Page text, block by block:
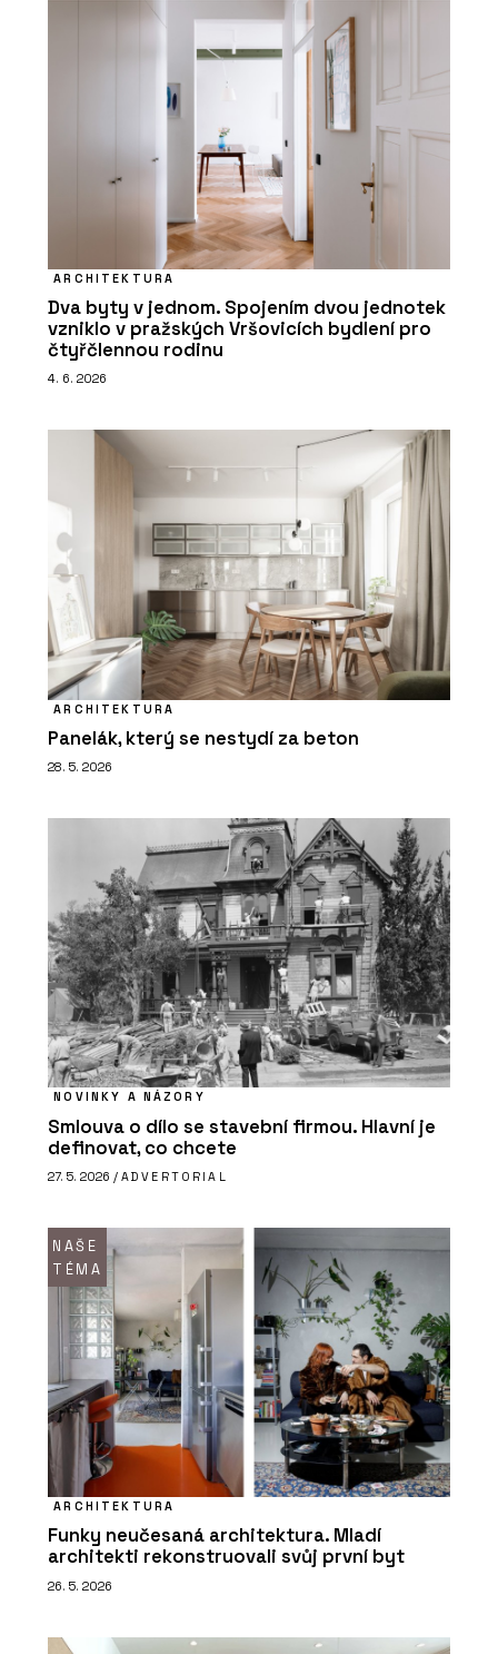
ARCHITEKTURA
Dva byty v jednom. Spojením dvou jednotek
vzniklo v pražských Vršovicích bydlení pro
čtyřčlennou rodinu
4. 6. 2026
ARCHITEKTURA
Panelák, který se nestydí za beton
28. 5. 2026
NOVINKY A NÁZORY
Smlouva o dílo se stavební firmou. Hlavní je
definovat, co chcete
27. 5. 2026 / ADVERTORIAL
NAŠE
TÉMA
ARCHITEKTURA
Funky neučesaná architektura. Mladí
architekti rekonstruovali svůj první byt
26. 5. 2026